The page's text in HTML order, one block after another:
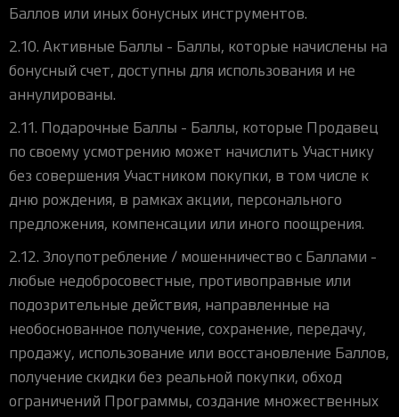
Баллов или иных бонусных инструментов.
2.10. Активные Баллы - Баллы, которые начислены на
бонусный счет, доступны для использования и не
аннулированы.
2.11. Подарочные Баллы - Баллы, которые Продавец
по своему усмотрению может начислить Участнику
без совершения Участником покупки, в том числе к
дню рождения, в рамках акции, персонального
предложения, компенсации или иного поощрения.
2.12. Злоупотребление / мошенничество с Баллами -
любые недобросовестные, противоправные или
подозрительные действия, направленные на
необоснованное получение, сохранение, передачу,
продажу, использование или восстановление Баллов,
получение скидки без реальной покупки, обход
ограничений Программы, создание множественных